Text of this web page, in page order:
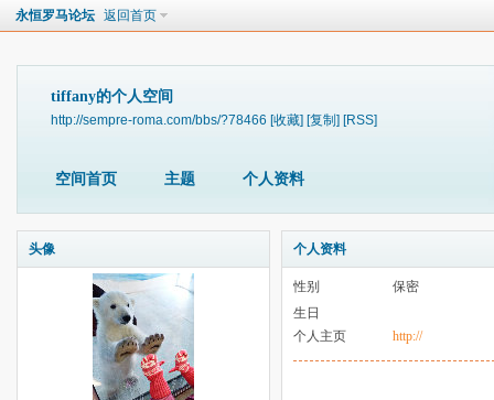
永恒罗马论坛 返回首页
tiffany的个人空间
http://sempre-roma.com/bbs/?78466 [收藏] [复制] [RSS]
空间首页 主题 个人资料
头像 个人资料
性别
保密
生日
个人主页
http://